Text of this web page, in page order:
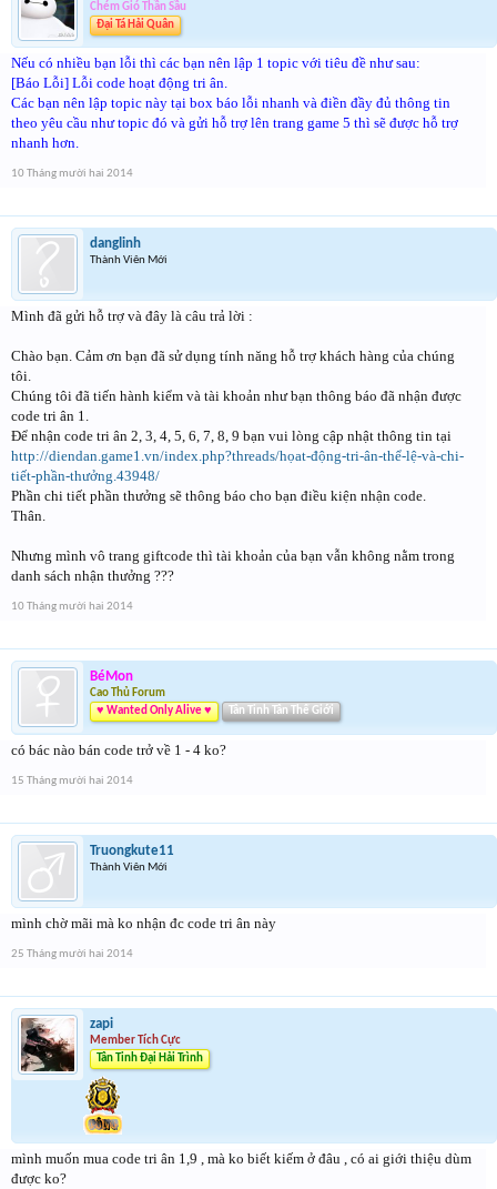
Chém Gió Thần Sầu
Đại Tá Hải Quân
Nếu có nhiều bạn lỗi thì các bạn nên lập 1 topic với tiêu đề như sau:
[Báo Lỗi] Lỗi code hoạt động tri ân.
Các bạn nên lập topic này tại box báo lỗi nhanh và điền đầy đủ thông tin
theo yêu cầu như topic đó và gửi hỗ trợ lên trang game 5 thì sẽ được hỗ trợ
nhanh hơn.
10 Tháng mười hai 2014
danglinh
Thành Viên Mới
Mình đã gửi hỗ trợ và đây là câu trả lời :
Chào bạn. Cảm ơn bạn đã sử dụng tính năng hỗ trợ khách hàng của chúng
tôi.
Chúng tôi đã tiến hành kiểm và tài khoản như bạn thông báo đã nhận được
code tri ân 1.
Để nhận code tri ân 2, 3, 4, 5, 6, 7, 8, 9 bạn vui lòng cập nhật thông tin tại
http://diendan.game1.vn/index.php?threads/họat-động-tri-ân-thể-lệ-và-chi-
tiết-phần-thưởng.43948/
Phần chi tiết phần thưởng sẽ thông báo cho bạn điều kiện nhận code.
Thân.
Nhưng mình vô trang giftcode thì tài khoản của bạn vẫn không nằm trong
danh sách nhận thưởng ???
10 Tháng mười hai 2014
BéMon
Cao Thủ Forum
♥ Wanted Only Alive ♥
Tân Tinh Tân Thế Giới
có bác nào bán code trở về 1 - 4 ko?
15 Tháng mười hai 2014
Truongkute11
Thành Viên Mới
mình chờ mãi mà ko nhận đc code tri ân này
25 Tháng mười hai 2014
zapi
Member Tích Cực
Tân Tinh Đại Hải Trình
mình muốn mua code tri ân 1,9 , mà ko biết kiếm ở đâu , có ai giới thiệu dùm
được ko?